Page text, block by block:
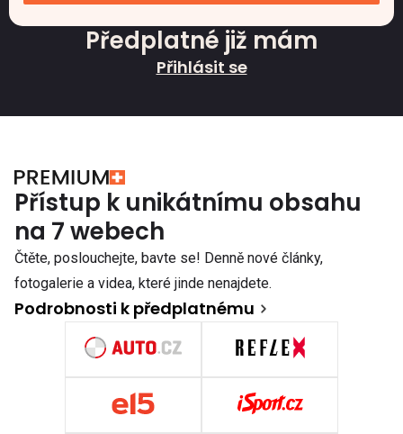
Předplatné již mám
Přihlásit se
Přístup k unikátnímu obsahu
na 7 webech
Čtěte, poslouchejte, bavte se! Denně nové články,
fotogalerie a videa, které jinde nenajdete.
Podrobnosti k předplatnému